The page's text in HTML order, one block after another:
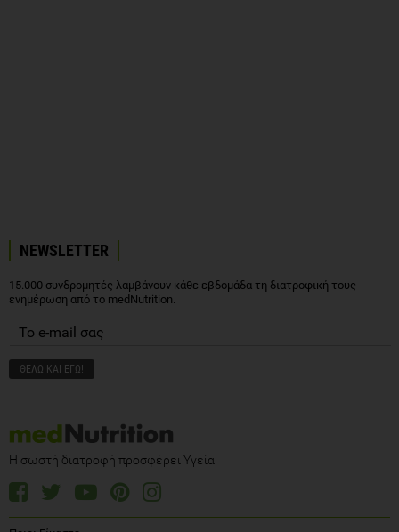
NEWSLETTER
15.000 συνδρομητές λαμβάνουν κάθε εβδομάδα τη διατροφική τους
ενημέρωση από το medNutrition.
Η σωστή διατροφή προσφέρει Υγεία